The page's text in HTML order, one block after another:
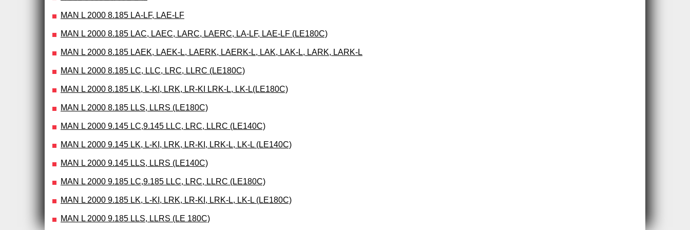
MAN L 2000 8.185 LA-LF, LAE-LF
MAN L 2000 8.185 LAC, LAEC, LARC, LAERC, LA-LF, LAE-LF (LE180C)
MAN L 2000 8.185 LAEK, LAEK-L, LAERK, LAERK-L, LAK, LAK-L, LARK, LARK-L
MAN L 2000 8.185 LC, LLC, LRC, LLRC (LE180C)
MAN L 2000 8.185 LK, L-KI, LRK, LR-KI LRK-L, LK-L(LE180C)
MAN L 2000 8.185 LLS, LLRS (LE180C)
MAN L 2000 9.145 LC,9.145 LLC, LRC, LLRC (LE140C)
MAN L 2000 9.145 LK, L-KI, LRK, LR-KI, LRK-L, LK-L (LE140C)
MAN L 2000 9.145 LLS, LLRS (LE140C)
MAN L 2000 9.185 LC,9.185 LLC, LRC, LLRC (LE180C)
MAN L 2000 9.185 LK, L-KI, LRK, LR-KI, LRK-L, LK-L (LE180C)
MAN L 2000 9.185 LLS, LLRS (LE 180C)